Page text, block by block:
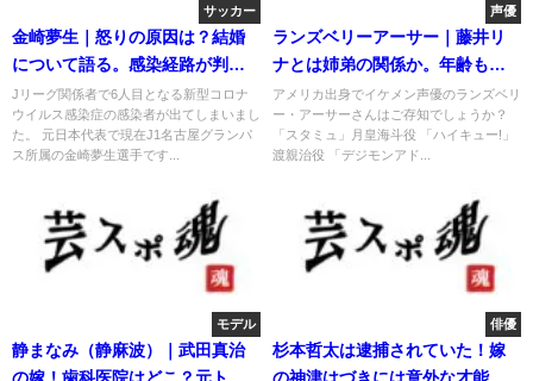
サッカー
金崎夢生｜怒りの原因は？結婚
について語る。感染経路が判明
か？
Jリーグ関係者で6人目となる新型コロナ
ウイルス感染症の感染者が出てしまいまし
た。 元日本代表で現在J1名古屋グランパ
ス所属の金崎夢生選手です...
声優
ランズベリーアーサー｜藤井リ
ナとは姉弟の関係か。年齢も特
定
アメリカ出身でイケメン声優のランズベリ
ー・アーサーさんはご存知でしょうか？
「スタミュ」月皇海斗役 「ハイキュー!」
渡親治役 「デジモンアド...
モデル
静まなみ（静麻波）｜武田真治
の嫁！歯科医院はどこ？元トリ
俳優
杉本哲太は逮捕されていた！嫁
の神津はづきには意外な才能が